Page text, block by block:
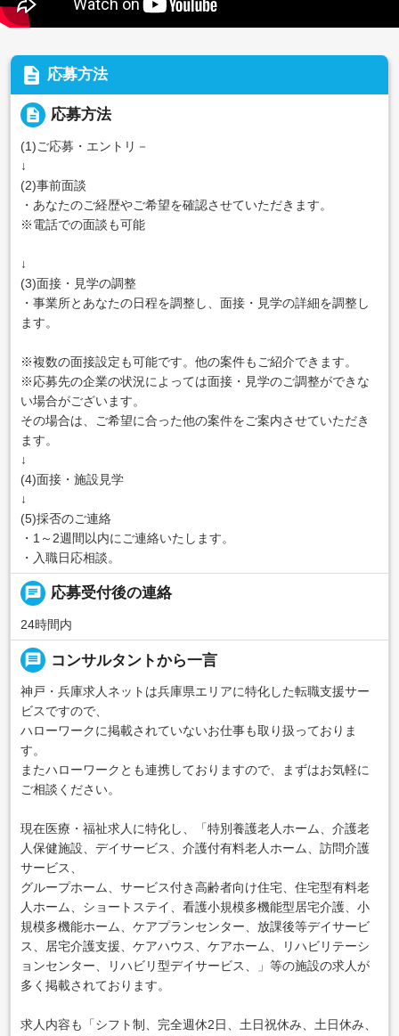
description 応募方法
description 応募方法
(1)ご応募・エントリ－
↓
(2)事前面談
・あなたのご経歴やご希望を確認させていただきます。
※電話での面談も可能
↓
(3)面接・見学の調整
・事業所とあなたの日程を調整し、面接・見学の詳細を調整し
ます。
※複数の面接設定も可能です。他の案件もご紹介できます。
※応募先の企業の状況によっては面接・見学のご調整ができな
い場合がございます。
その場合は、ご希望に合った他の案件をご案内させていただき
ます。
↓
(4)面接・施設見学
↓
(5)採否のご連絡
・1～2週間以内にご連絡いたします。
・入職日応相談。
chat 応募受付後の連絡
24時間内
message コンサルタントから一言
神戸・兵庫求人ネットは兵庫県エリアに特化した転職支援サー
ビスですので、
ハローワークに掲載されていないお仕事も取り扱っておりま
す。
またハローワークとも連携しておりますので、まずはお気軽に
ご相談ください。
現在医療・福祉求人に特化し、「特別養護老人ホーム、介護老
人保健施設、デイサービス、介護付有料老人ホーム、訪問介護
サービス、
グループホーム、サービス付き高齢者向け住宅、住宅型有料老
人ホーム、ショートステイ、看護小規模多機能型居宅介護、小
規模多機能ホーム、ケアプランセンター、放課後等デイサービ
ス、居宅介護支援、ケアハウス、ケアホーム、リハビリテーシ
ョンセンター、リハビリ型デイサービス、」等の施設の求人が
多く掲載されております。
求人内容も「シフト制、完全週休2日、土日祝休み、土日休み、